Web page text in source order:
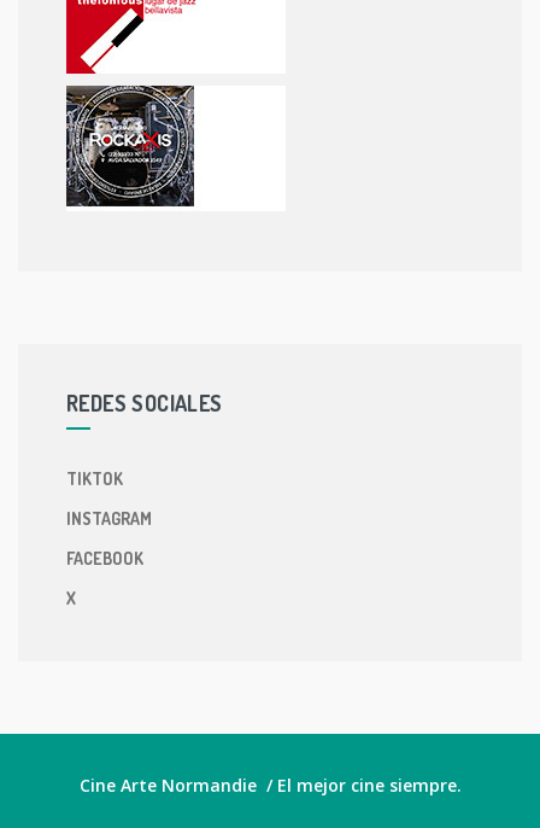
REDES SOCIALES
TIKTOK
INSTAGRAM
FACEBOOK
X
Cine Arte Normandie / El mejor cine siempre.